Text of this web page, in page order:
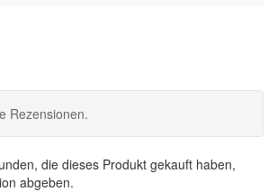
Rezensionen.
die dieses Produkt gekauft haben,
abgeben.